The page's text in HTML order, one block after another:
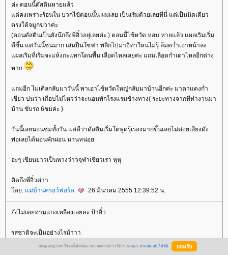
ค่ะ ตอนนี้ดัสตินหายแล้ว
ต่คงเพราะร้อนใน บวกไข้ตอนนั้น ผมเลย เป็นเริมด้วยเลยทีนี่ แต่เป็นนิดเดียว
ตรงใต้จมูกขวาค่ะ
(ตอนดัสตินเป็นยังนึกถึงพี่อิ๋วอยุ่เลยค่ะ ) ตอนนี้ไข้หวัด หอบ หายแล้ว แผลเริมเริ่ม
ดีขึ้น แต่วันนี้ซนมาก เล่นปีนโซฟา พลิกไปมาอิท่าใหนไม่รุ้ ล้มคว่ำเอาหน้าลง
ผลเริมที่เริ่มจะแห้งกะแทกโดนพื้น เลือดไหลเลยค่ะ แถมเลือดกำเดาไหลอีกต่าง
หาก
ถมอีก ไมเคิลกลับมาวันนี้ พาเอาไข้หวัดใหญ่กลับมาบ้านอีกค่ะ มาตาแดงก่ำ
เชียว บ่นว่า เกือบไม่ไหวว่าจะนอนพักโรงแรมข้่างทาง( ระยะทางจากทีทำงานมา
บ้าน ขับรถ 6ชมค่ะ )
วันนี้เลยนอนซมทั้งวัน แต่ดีว่าดัสตินเริ่มโตพูดรุ้เรองมากขึ้นเลยไม่ค่อยเสียงดัง
พ่อเลยได้นอนพักผ่อน นานหน่อ
อะๆ เขียนยาวเป็นหางว่าวจุฬาเชียวเรา หุหุ
คิดถึงพี่อิ๋วค่าา
ดย: ม่บ้านครอว์ฟอร์ด 26 มีนาคม 2555 12:39:52 น.
ังไม่เคยทานแกงเหลืองเลยคะ ป้าอิ๋ว
รสชาติจะเป็นอย่างไรน้าาา
BlogGang.com ใช้คุกกี้เพื่อพัฒนาประสบการณ์การใช้งานของคุณ อ่านเพิ่มเติมได้ที่นี่